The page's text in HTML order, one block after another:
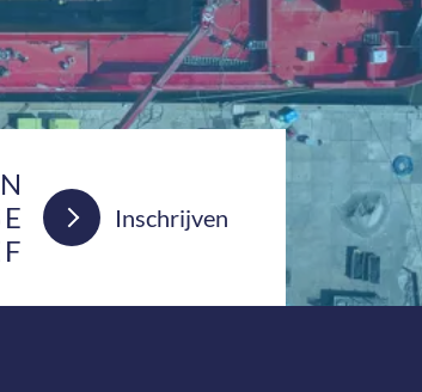
Inschrijven